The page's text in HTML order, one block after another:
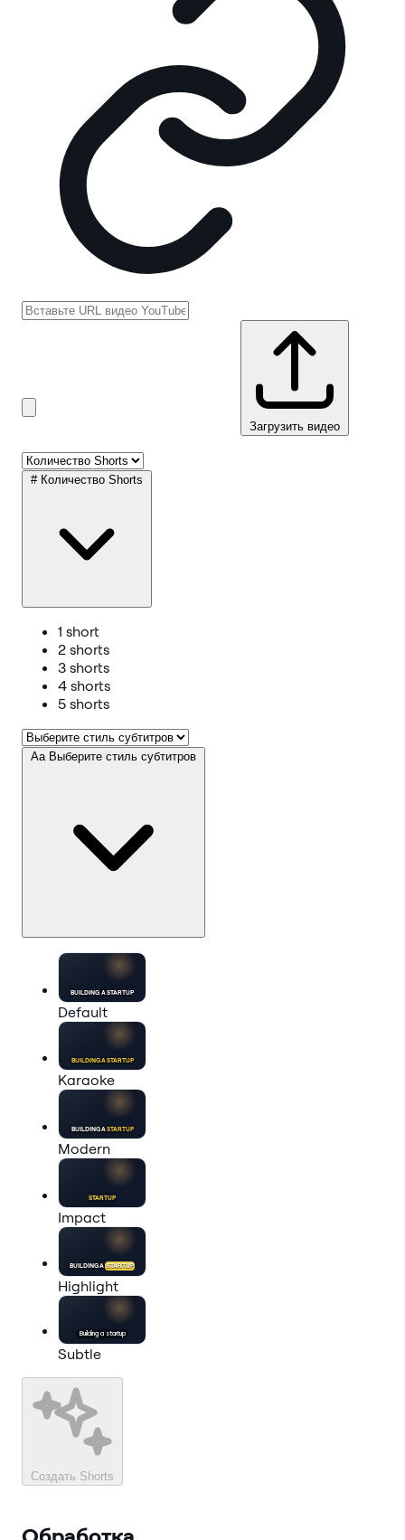
Загрузить видео
# Количество Shorts
1 short
2 shorts
3 shorts
4 shorts
5 shorts
Aa Выберите стиль субтитров
BUILDING ASTARTUP
Default
BUILDING ASTARTUP
Karaoke
BUILDING ASTARTUP
Modern
STARTUP
Impact
BUILDING A STARTUP
Highlight
Building a startup
Subtle
Создать Shorts